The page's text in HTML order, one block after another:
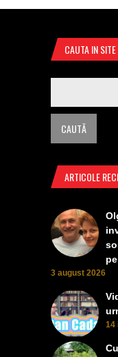
CAUTA IN SITE
ARTICOLE
3 august 2026
14